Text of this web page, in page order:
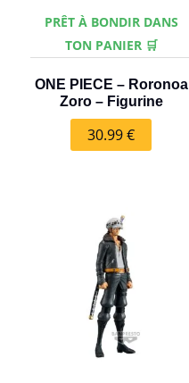
PRÊT À BONDIR DANS
TON PANIER 🛒
ONE PIECE – Roronoa
Zoro – Figurine
30.99€